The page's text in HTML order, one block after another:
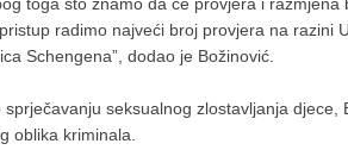
radimo najveći broj provjera na razini
Schengena”, dodao je Božinović.
sprječavanju seksualnog zlostavljanja
oblika kriminala.